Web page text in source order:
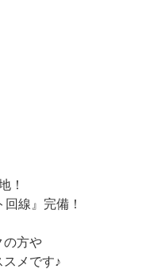
！
線』完備！
の方や
メです♪